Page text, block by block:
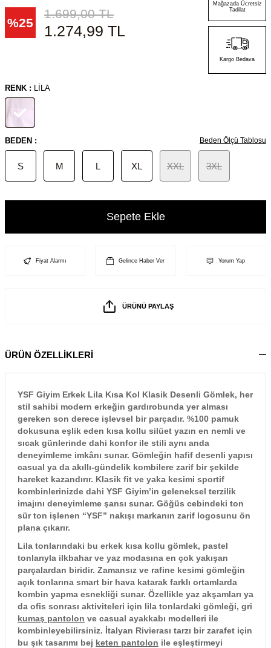
%25
1.699,00TL
1.274,99 TL
Mağazada Ücretsiz
Tadilat
Kargo Bedava
RENK : LILA
BEDEN : Beden Ölçü Tablosu
S M L XL XXL 3XL
Sepete Ekle
Fiyat Alarmı Gelince Haber Ver Yorum Yap
ÜRÜNÜ PAYLAŞ
ÜRÜN ÖZELLİKLERİ
YSF Giyim Erkek Lila Kısa Kol Klasik Desenli Gömlek, her
stil sahibi modern erkeğin gardırobunda yer alması
gereken son derece işlevsel bir parçadır. %100 pamuk
dokusuna eşlik eden kısa kollu silüet yazın en nemli ve
sıcak günlerinde dahi konfor ile stili aynı anda
deneyimleme imkânı sunar. Gömleğin hafif desenli yapısı
casual ya da akıllı-gündelik kombilere zarif bir şekilde
hareket kazandırır. Klasik fit ve yaka kesimi sportif
kombinlerinizde dahi YSF Giyim’in geleneksel terzilik
imajını deneyimleme şansı sunar. Göğüs cebindeki ton
sür ton işlenen “YSF” nakışı markanın zarif logosunu ön
plana çıkarır.
Lila tonlarındaki bu erkek kısa kollu gömlek, pastel
tonlarıyla ilkbahar ve yaz modasına en çok yakışan
parçalardan biridir. Zamansız ve rafine kesimi gömleğin
açık tonlarına smart bir hava katarak farklı ortamlarda
kombin yapma esnekliği sunar. Özellikle yaz akşamları ya
da ofis sonrası aktiviteleri için lila tonlardaki gömleği, gri
kumaş pantolon ve casual ayakkabı modelleri ile
kombinleyebilirsiniz. İtalyan Rivierası tarzı bir zarafet için
bu şık tasarımı bej keten pantolon ile eşleştirmeyi